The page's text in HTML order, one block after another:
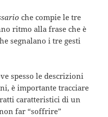
che compie le tre
ritmo alla frase che è
segnalano i tre gesti
spesso le descrizioni
è importante tracciare
caratteristici di un
far “soffrire”